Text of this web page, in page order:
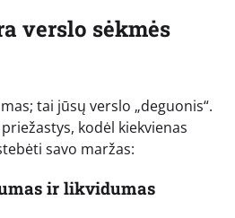
verslo sėkmės
tai jūsų verslo „deguonis“.
kodėl kiekvienas
savo maržas:
ir likvidumas